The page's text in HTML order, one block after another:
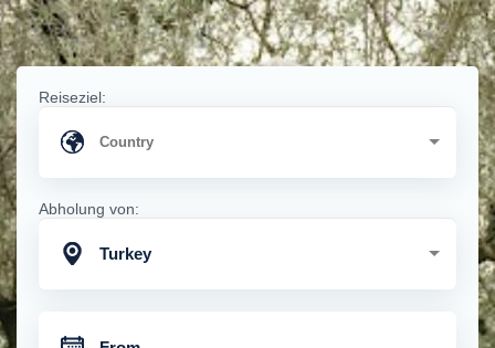
Reiseziel:
Abholung von:
Turkey